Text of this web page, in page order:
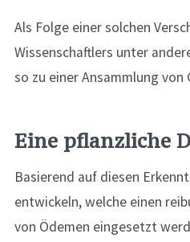
Als Folge einer solchen
Wissenschaftlers unter
so zu einer Ansammlung
Eine pflanzliche
Basierend auf diesen
entwickeln, welche einen
von Ödemen eingesetzt